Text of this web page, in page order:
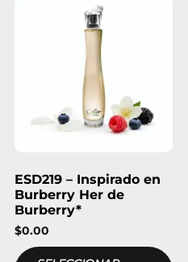
ESD219 – Inspirado en
Burberry Her de
Burberry*
$0.00